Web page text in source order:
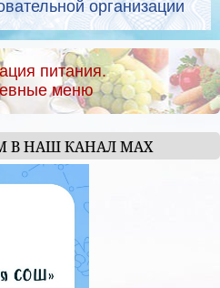
организации
питания.
меню
В НАШ КАНАЛ МАХ